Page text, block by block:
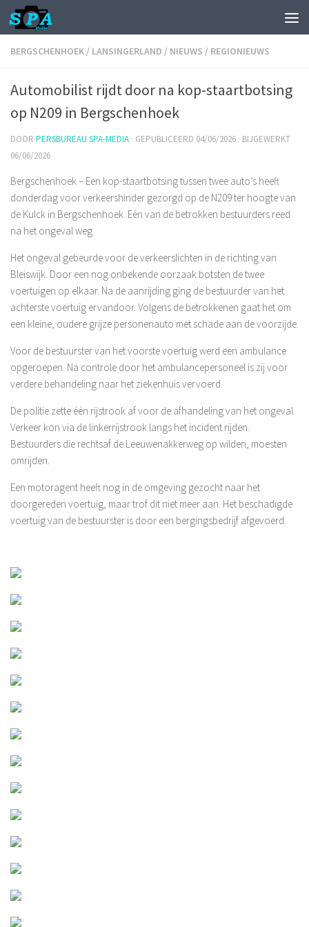
BERGSCHENHOEK / LANSINGERLAND / NIEUWS / REGIONIEUWS
Automobilist rijdt door na kop-staartbotsing
op N209 in Bergschenhoek
DOOR PERSBUREAU SPA-MEDIA · GEPUBLICEERD 04/06/2026 · BIJGEWERKT
06/06/2026
Bergschenhoek – Een kop-staartbotsing tussen twee auto’s heeft
donderdag voor verkeershinder gezorgd op de N209 ter hoogte van
de Kulck in Bergschenhoek. Eén van de betrokken bestuurders reed
na het ongeval weg.
Het ongeval gebeurde voor de verkeerslichten in de richting van
Bleiswijk. Door een nog onbekende oorzaak botsten de twee
voertuigen op elkaar. Na de aanrijding ging de bestuurder van het
achterste voertuig ervandoor. Volgens de betrokkenen gaat het om
een kleine, oudere grijze personenauto met schade aan de voorzijde.
Voor de bestuurster van het voorste voertuig werd een ambulance
opgeroepen. Na controle door het ambulancepersoneel is zij voor
verdere behandeling naar het ziekenhuis vervoerd.
De politie zette één rijstrook af voor de afhandeling van het ongeval.
Verkeer kon via de linkerrijstrook langs het incident rijden.
Bestuurders die rechtsaf de Leeuwenakkerweg op wilden, moesten
omrijden.
Een motoragent heeft nog in de omgeving gezocht naar het
doorgereden voertuig, maar trof dit niet meer aan. Het beschadigde
voertuig van de bestuurster is door een bergingsbedrijf afgevoerd.